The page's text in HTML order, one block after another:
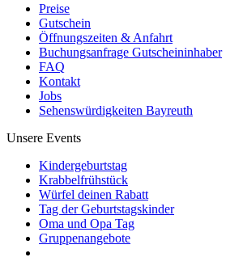
Preise
Gutschein
Öffnungszeiten & Anfahrt
Buchungsanfrage Gutscheininhaber
FAQ
Kontakt
Jobs
Sehenswürdigkeiten Bayreuth
Unsere Events
Kindergeburtstag
Krabbelfrühstück
Würfel deinen Rabatt
Tag der Geburtstagskinder
Oma und Opa Tag
Gruppenangebote